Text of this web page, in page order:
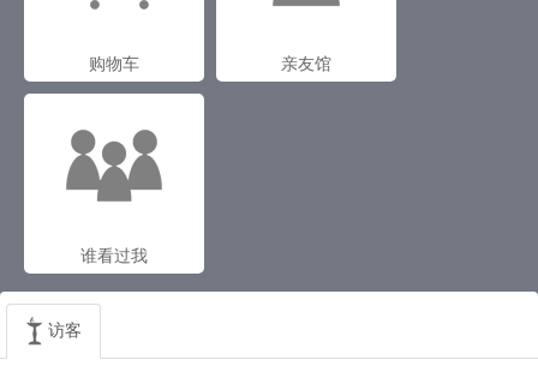
购物车 亲友馆
谁看过我
访客